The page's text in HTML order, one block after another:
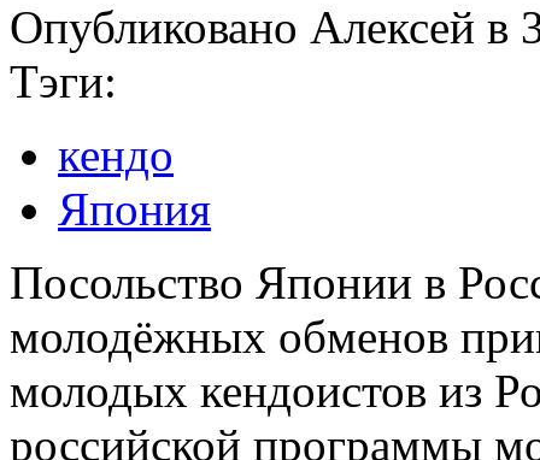
Опубликовано Алексей в
Тэги:
кендо
Япония
Посольство Японии в
молодёжных обменов
молодых кендоистов из
российской программы